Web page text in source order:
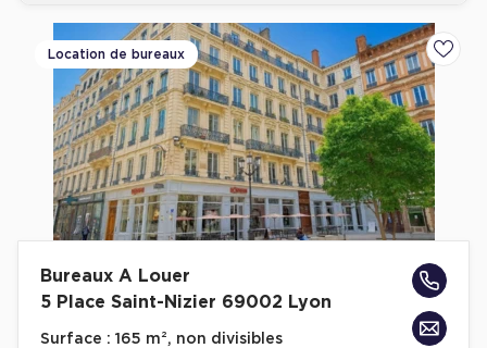
Location de bureaux
Bureaux A Louer
5 Place Saint-Nizier 69002 Lyon
Surface : 165 m², non divisibles